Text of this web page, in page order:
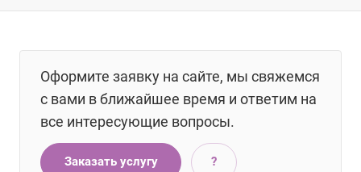
Оформите заявку на сайте, мы свяжемся
с вами в ближайшее время и ответим на
все интересующие вопросы.
Заказать услугу ?